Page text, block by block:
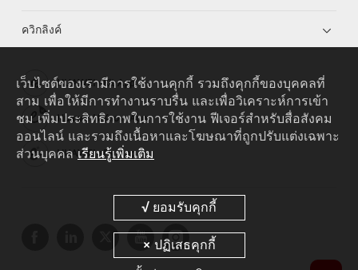
ควิกลิงค์
HUAWEI eKit App
Huawei HiKnow App
HUAWEI eFly App
เว็บไซต์ของเรามีการใช้งานคุกกี้ รวมถึงคุกกี้ของบุคคลที่
สาม เพื่อให้มีการทำงานราบรื่น และเพื่อวิเคราะห์การเข้า
ชม เพิ่มประสิทธิภาพในการใช้งาน ฟีเจอร์สำหรับสื่อสังคม
ออนไลน์ และรวมถึงเนื้อหาและโฆษณาที่ถูกปรับแต่งเฉพาะ
ส่วนบุคคล เรียนรู้เพิ่มเติม